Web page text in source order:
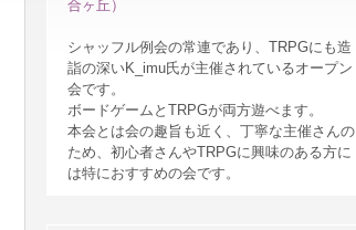
合ヶ丘）
シャッフル例会の常連であり、TRPGにも造
詣の深いK_imu氏が主催されているオープン
会です。
ボードゲームとTRPGが両方遊べます。
本会とは会の趣旨も近く、丁寧な主催さんの
ため、初心者さんやTRPGに興味のある方に
は特におすすめの会です。